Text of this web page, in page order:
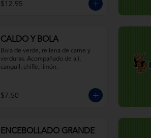
$12.95
CALDO Y BOLA
Bola de verde, rellena de carne y
verduras. Acompañado de ají,
canguil, chifle, limón.
$7.50
ENCEBOLLADO GRANDE